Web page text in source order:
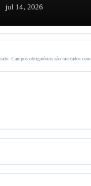
jul 14, 2026
Campos obrigatórios são marcados com